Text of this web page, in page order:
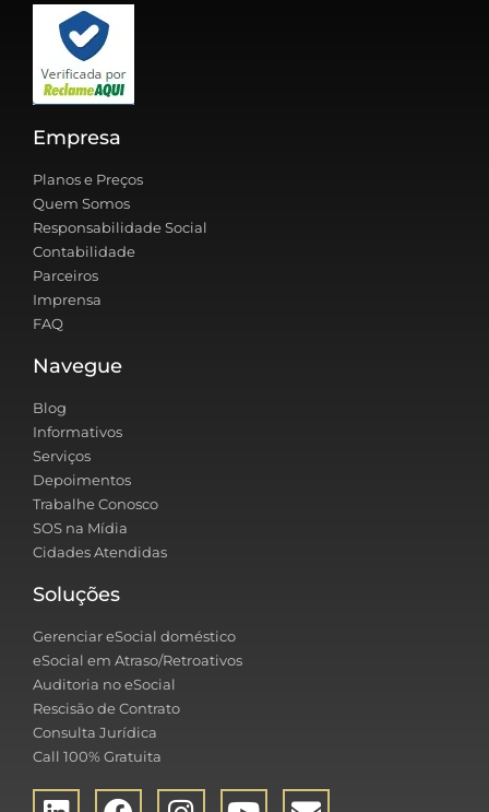
Empresa
Planos e Preços
Quem Somos
Responsabilidade Social
Contabilidade
Parceiros
Imprensa
FAQ
Navegue
Blog
Informativos
Serviços
Depoimentos
Trabalhe Conosco
SOS na Mídia
Cidades Atendidas
Soluções
Gerenciar eSocial doméstico
eSocial em Atraso/Retroativos
Auditoria no eSocial
Rescisão de Contrato
Consulta Jurídica
Call 100% Gratuita